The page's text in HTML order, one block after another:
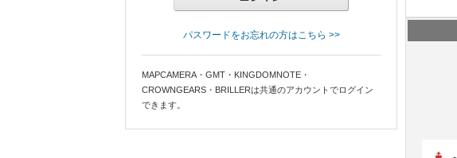
パスワードをお忘れの方はこちら >>
MAPCAMERA・GMT・KINGDOMNOTE・
CROWNGEARS・BRILLERは共通のアカウントでログイン
できます。